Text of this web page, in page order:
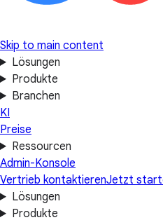
Skip to main content
Lösungen
Produkte
Branchen
KI
Preise
Ressourcen
Admin-Konsole
Vertrieb kontaktierenJetzt
Lösungen
Produkte